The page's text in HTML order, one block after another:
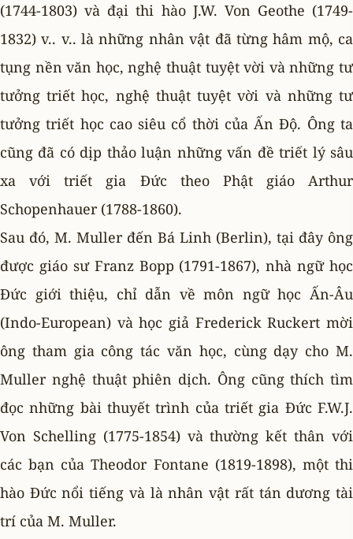
(1744-1803) và đại thi hào J.W. Von Geothe (1749-
1832) v.. v.. là những nhân vật đã từng hâm mộ, ca
tụng nền văn học, nghệ thuật tuyệt vời và những tư
tưởng triết học, nghệ thuật tuyệt vời và những tư
tưởng triết học cao siêu cổ thời của Ấn Ðộ. Ông ta
cũng đã có dịp thảo luận những vấn đề triết lý sâu
xa với triết gia Ðức theo Phật giáo Arthur
Schopenhauer (1788-1860).
Sau đó, M. Muller đến Bá Linh (Berlin), tại đây ông
được giáo sư Franz Bopp (1791-1867), nhà ngữ học
Ðức giới thiệu, chỉ dẫn về môn ngữ học Ấn-Âu
(Indo-European) và học giả Frederick Ruckert mời
ông tham gia công tác văn học, cùng dạy cho M.
Muller nghệ thuật phiên dịch. Ông cũng thích tìm
đọc những bài thuyết trình của triết gia Ðức F.W.J.
Von Schelling (1775-1854) và thường kết thân với
các bạn của Theodor Fontane (1819-1898), một thi
hào Ðức nổi tiếng và là nhân vật rất tán dương tài
trí của M. Muller.